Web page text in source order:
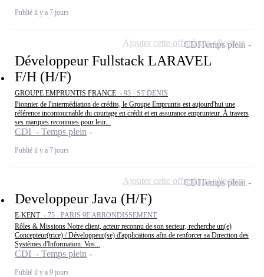
Publié il y a 7 jours
Développeur Fullstack LARAVEL
F/H (H/F)
GROUPE EMPRUNTIS FRANCE - 93 - ST DENIS
Pionnier de l'intermédiation de crédits, le Groupe Empruntis est aujourd'hui une
référence incontournable du courtage en crédit et en assurance emprunteur. À travers
ses marques reconnues pour leur...
CDI - Temps plein
Publié il y a 7 jours
CDITemps plein
Ajouter cette offre à ma sélection
Developpeur Java (H/F)
E-KENT - 75 - PARIS 9E ARRONDISSEMENT
Rôles & Missions Notre client, acteur reconnu de son secteur, recherche un(e)
Concepteur(trice) / Développeur(se) d'applications afin de renforcer sa Direction des
Systèmes d'Information. Vos...
CDI - Temps plein
Publié il y a 9 jours
CDITemps plein
Ajouter cette offre à ma sélection